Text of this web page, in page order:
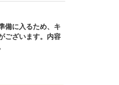
備に入るため、キ
ございます。内容